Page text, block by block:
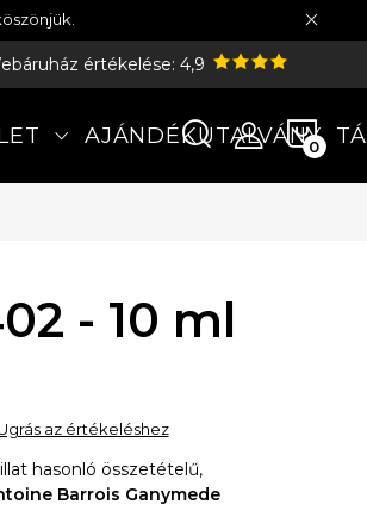
értékelése: 4,9
AJÁNDÉKUTALVÁNY
- 10 ml
az értékeléshez
hasonló összetételű,
Barrois Ganymede